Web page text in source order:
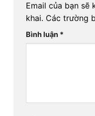
Email của bạn sẽ
khai. Các trường
Bình luận *